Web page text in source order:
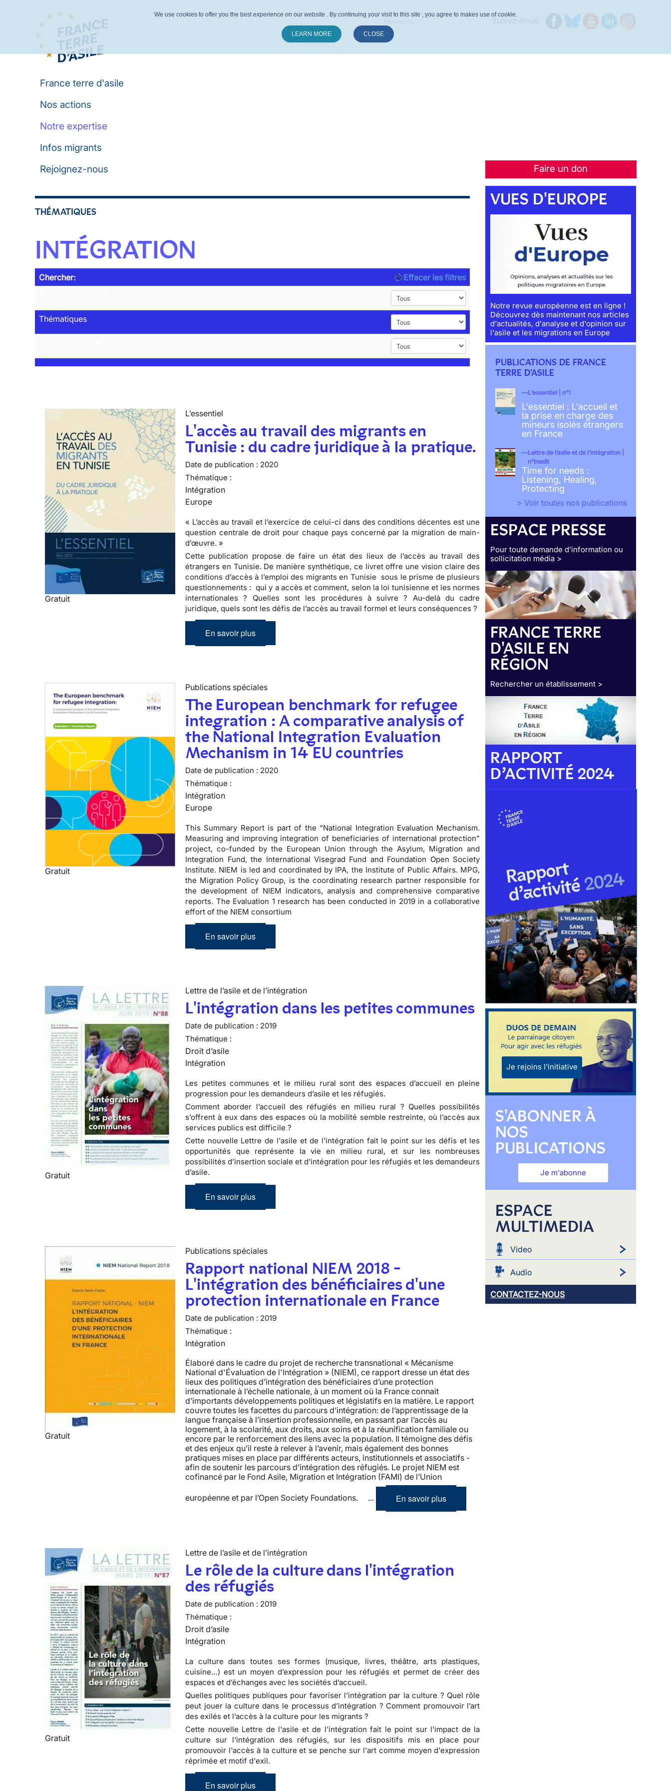
France terre d'asile
Nos actions
Notre expertise
Infos migrants
Faire un don
Rejoignez-nous
THÉMATIQUES
INTÉGRATION
Chercher:
Effacer les filtres
Thématiques
Gratuit
L’essentiel
L'accès au travail des migrants en
Tunisie : du cadre juridique à la pratique.
Date de publication : 2020
Thématique :
Intégration
Europe
« L’accès au travail et l’exercice de celui-ci dans des conditions décentes est une
question centrale de droit pour chaque pays concerné par la migration de main-
d’œuvre. »
Cette publication propose de faire un état des lieux de l’accès au travail des
étrangers en Tunisie. De manière synthétique, ce livret offre une vision claire des
conditions d’accès à l’emploi des migrants en Tunisie sous le prisme de plusieurs
questionnements : qui y a accès et comment, selon la loi tunisienne et les normes
internationales ? Quelles sont les procédures à suivre ? Au-delà du cadre
juridique, quels sont les défis de l’accès au travail formel et leurs conséquences ?
En savoir plus
Gratuit
Publications spéciales
The European benchmark for refugee
integration : A comparative analysis of
the National Integration Evaluation
Mechanism in 14 EU countries
Date de publication : 2020
Thématique :
Intégration
Europe
This Summary Report is part of the “National Integration Evaluation Mechanism.
Measuring and improving integration of beneficiaries of international protection”
project, co-funded by the European Union through the Asylum, Migration and
Integration Fund, the International Visegrad Fund and Foundation Open Society
Institute. NIEM is led and coordinated by IPA, the Institute of Public Affairs. MPG,
the Migration Policy Group, is the coordinating research partner responsible for
the development of NIEM indicators, analysis and comprehensive comparative
reports. The Evaluation 1 research has been conducted in 2019 in a collaborative
effort of the NIEM consortium
En savoir plus
Gratuit
Lettre de l’asile et de l’intégration
L'intégration dans les petites communes
Date de publication : 2019
Thématique :
Droit d’asile
Intégration
Les petites communes et le milieu rural sont des espaces d’accueil en pleine
progression pour les demandeurs d’asile et les réfugiés.
Comment aborder l’accueil des réfugiés en milieu rural ? Quelles possibilités
s’offrent à eux dans des espaces où la mobilité semble restreinte, où l’accès aux
services publics est difficile ?
Cette nouvelle Lettre de l'asile et de l'intégration fait le point sur les défis et les
opportunités que représente la vie en milieu rural, et sur les nombreuses
possibilités d’insertion sociale et d’intégration pour les réfugiés et les demandeurs
d’asile.
En savoir plus
Gratuit
Publications spéciales
Rapport national NIEM 2018 -
L'intégration des bénéficiaires d'une
protection internationale en France
Date de publication : 2019
Thématique :
Intégration
Élaboré dans le cadre du projet de recherche transnational « Mécanisme
National d'Évaluation de l'Intégration » (NIEM), ce rapport dresse un état des
lieux des politiques d’intégration des bénéficiaires d’une protection
internationale à l’échelle nationale, à un moment où la France connait
d’importants développements politiques et législatifs en la matière. Le rapport
couvre toutes les facettes du parcours d’intégration: de l’apprentissage de la
langue française à l’insertion professionnelle, en passant par l’accès au
logement, à la scolarité, aux droits, aux soins et à la réunification familiale ou
encore par le renforcement des liens avec la population. Il témoigne des défis
et des enjeux qu’il reste à relever à l’avenir, mais également des bonnes
pratiques mises en place par différents acteurs, institutionnels et associatifs -
afin de soutenir les parcours d’intégration des réfugiés. Le projet NIEM est
cofinancé par le Fond Asile, Migration et Intégration (FAMI) de l’Union
européenne et par l’Open Society Foundations. ... En savoir plus
Gratuit
Lettre de l’asile et de l’intégration
Le rôle de la culture dans l'intégration
des réfugiés
Date de publication : 2019
Thématique :
Droit d’asile
Intégration
La culture dans toutes ses formes (musique, livres, théâtre, arts plastiques,
cuisine…) est un moyen d’expression pour les réfugiés et permet de créer des
espaces et d’échanges avec les sociétés d’accueil.
Quelles politiques publiques pour favoriser l’intégration par la culture ? Quel rôle
peut jouer la culture dans le processus d’intégration ? Comment promouvoir l’art
des exilés et l’accès à la culture pour les migrants ?
Cette nouvelle Lettre de l'asile et de l'intégration fait le point sur l'impact de la
culture sur l'intégration des réfugiés, sur les dispositifs mis en place pour
promouvoir l'accès à la culture et se penche sur l'art comme moyen d'expression
réprimée et motif d'exil.
En savoir plus
VUES D'EUROPE
Notre revue européenne est en ligne !
Découvrez dès maintenant nos articles
d'actualités, d'analyse et d'opinion sur
l'asile et les migrations en Europe
PUBLICATIONS DE FRANCE
TERRE D'ASILE
L’essentiel | n°1
L'essentiel : L'accueil et
la prise en charge des
mineurs isolés étrangers
en France
Lettre de l’asile et de l’intégration |
n°Inedit
Time for needs :
Listening, Healing,
Protecting
> Voir toutes nos publications
ESPACE PRESSE
Pour toute demande d’information ou
sollicitation média >
FRANCE TERRE
D'ASILE EN
RÉGION
Rechercher un établissement >
RAPPORT
D’ACTIVITÉ 2024
Je rejoins l'initiative
S'ABONNER À
NOS
PUBLICATIONS
Je m'abonne
ESPACE
MULTIMEDIA
Video
Audio
CONTACTEZ-NOUS
We use cookies to offer you the best experience on our website . By continuing your visit to this site , you agree to makes use of cookie.
LEARN MORE CLOSE